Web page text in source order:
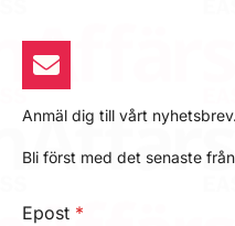
Anmäl dig till vårt nyhetsbrev.
Bli först med det senaste
Epost *